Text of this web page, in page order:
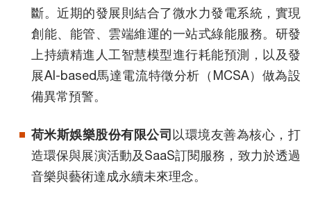
斷。近期的發展則結合了微水力發電系統，實現
創能、能管、雲端維運的一站式綠能服務。研發
上持續精進人工智慧模型進行耗能預測，以及發
展AI-based馬達電流特徵分析（MCSA）做為設
備異常預警。
荷米斯娛樂股份有限公司以環境友善為核心，打
造環保與展演活動及SaaS訂閱服務，致力於透過
音樂與藝術達成永續未來理念。